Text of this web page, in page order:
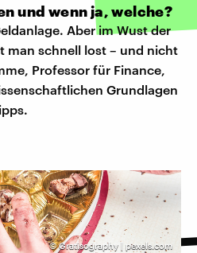
und wenn ja, welche?
Aber im Wust der
man schnell lost – und nicht
Professor für Finance,
Grundlagen
©Gratisography | pexels.com